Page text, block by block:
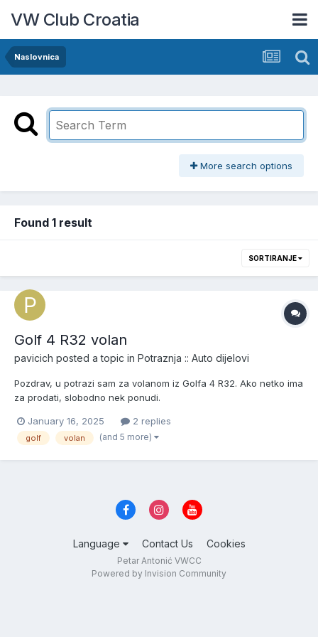
VW Club Croatia
Naslovnica
More search options
Found 1 result
SORTIRANJE
Golf 4 R32 volan
pavicich posted a topic in Potraznja :: Auto dijelovi
Pozdrav, u potrazi sam za volanom iz Golfa 4 R32. Ako netko ima
za prodati, slobodno nek ponudi.
January 16, 2025 2 replies
golf volan (and 5 more)
Language Contact Us Cookies
Petar Antonić VWCC
Powered by Invision Community